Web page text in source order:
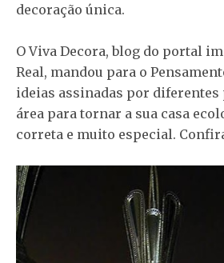
decoração única.
O Viva Decora, blog do portal
Real, mandou para o
ideias assinadas por
área para tornar a sua casa
correta e muito especial.